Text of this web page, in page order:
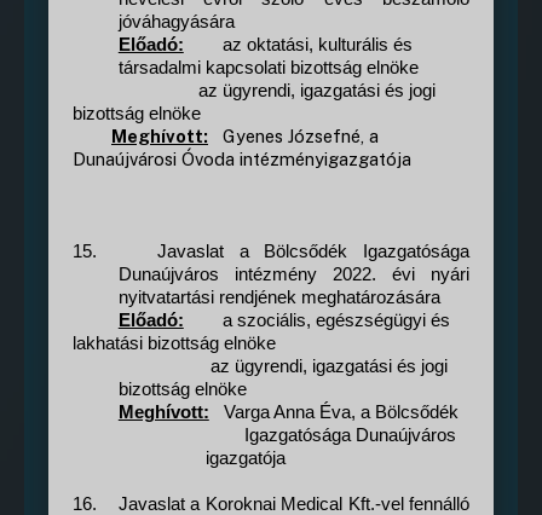
jóváhagyására
Előadó:
az oktatási, kulturális és
társadalmi kapcsolati bizottság elnöke
az ügyrendi, igazgatási és jogi
bizottság elnöke
Meghívott:
Gyenes Józsefné, a
Dunaújvárosi Óvoda intézményigazgatója
15.
Javaslat a Bölcsődék Igazgatósága
Dunaújváros intézmény 2022. évi nyári
nyitvatartási rendjének meghatározására
Előadó:
a szociális, egészségügyi és
lakhatási bizottság elnöke
az ügyrendi, igazgatási és jogi
bizottság elnöke
Meghívott:
Varga Anna Éva, a Bölcsődék
Igazgatósága Dunaújváros
igazgatója
16.
Javaslat a Koroknai Medical Kft.-vel fennálló